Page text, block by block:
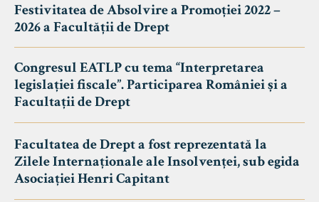
Festivitatea de Absolvire a Promoției 2022 –
2026 a Facultății de Drept
Congresul EATLP cu tema “Interpretarea
legislației fiscale”. Participarea României și a
Facultații de Drept
Facultatea de Drept a fost reprezentată la
Zilele Internaționale ale Insolvenței, sub egida
Asociației Henri Capitant